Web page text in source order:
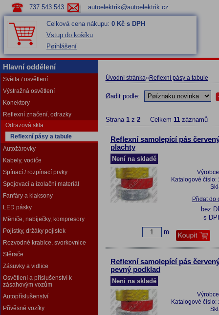
737 543 543 autoelektrik@autoelektrik.cz
Celková cena nákupu: 0 Kč s DPH
Vstup do košíku
Pøihlášení
Hlavní oddělení
Světla / osvětlení
Výstražná osvětlení
Konektory
Reflexní značení, odrazky
Odrazová skla
Reflexní pásy a tabule
Autožárovky
Kabely, vodiče
Spínací / rozpínací prvky
Spojovací a izolační materiál
Fanfáry a klaksony
LED pásky
Měniče, nabíječky, kompresory
Pojistky, držáky pojistek
Rozvodné krabice, svorkovnice
Stěrače
Zásuvky a vidlice
Osvětlení a příslušenství k
zásahovým vozům
Autopříslušenství
Přívěsné vozíky
Úvodní stránka» Reflexní pásy a tabule
Øadit podle:
Strana 1z 2Celkem 11záznamů
Reflexní samolepící pás
plachty
Není na skladě
Katalogové číslo:
Přidat do
bez
s
m
Reflexní samolepící pás
pevný podklad
Není na skladě
Katalogové číslo: